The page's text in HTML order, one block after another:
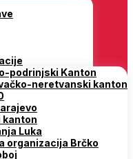
podrinjski Kanton
neretvanski kanton
kanton
Luka
organizacija Brčko